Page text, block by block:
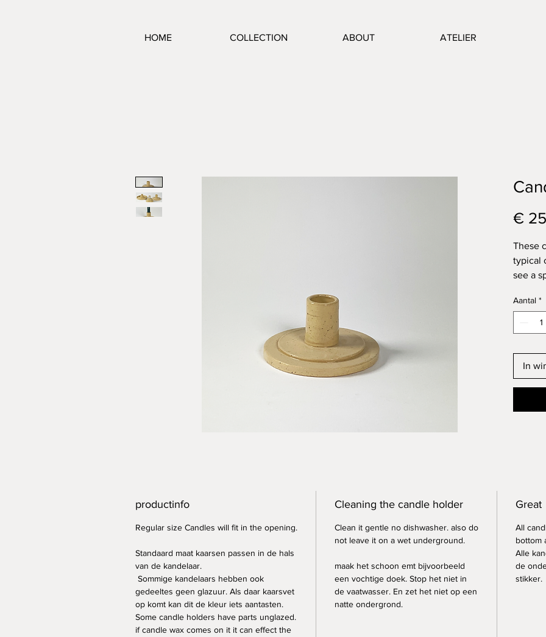
HOME COLLECTION ABOUT ATELIER
€
These
typical
see a
All
Deze
Aantal *
In
productinfo
Regular size Candles will fit in the opening.
Standaard maat kaarsen passen in de hals
van de kandelaar.
Sommige kandelaars hebben ook
gedeeltes geen glazuur. Als daar kaarsvet
op komt kan dit de kleur iets aantasten.
Some candle holders have parts unglazed.
if candle wax comes on it it can effect the
Cleaning the candle holder
Clean it gentle no dishwasher. also do
not leave it on a wet underground.
maak het schoon emt bijvoorbeeld
een vochtige doek. Stop het niet in
de vaatwasser. En zet het niet op een
natte ondergrond.
Great
All
bottom
Alle
de
stikker.